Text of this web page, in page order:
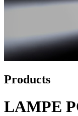
Products
LAMPE